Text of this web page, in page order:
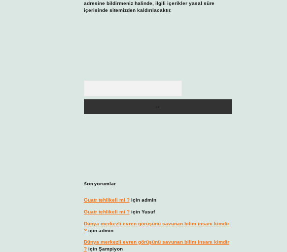
adresine bildirmeniz halinde, ilgili içerikler yasal süre
içerisinde sitemizden kaldırılacaktır.
Son yorumlar
Guatr tehlikeli mi ?için admin
Guatr tehlikeli mi ?için Yusuf
Dünya merkezli evren görüşünü savunan bilim insanı kimdir
?için admin
Dünya merkezli evren görüşünü savunan bilim insanı kimdir
?için Şampiyon